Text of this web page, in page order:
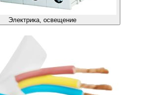
Электрика, освещение